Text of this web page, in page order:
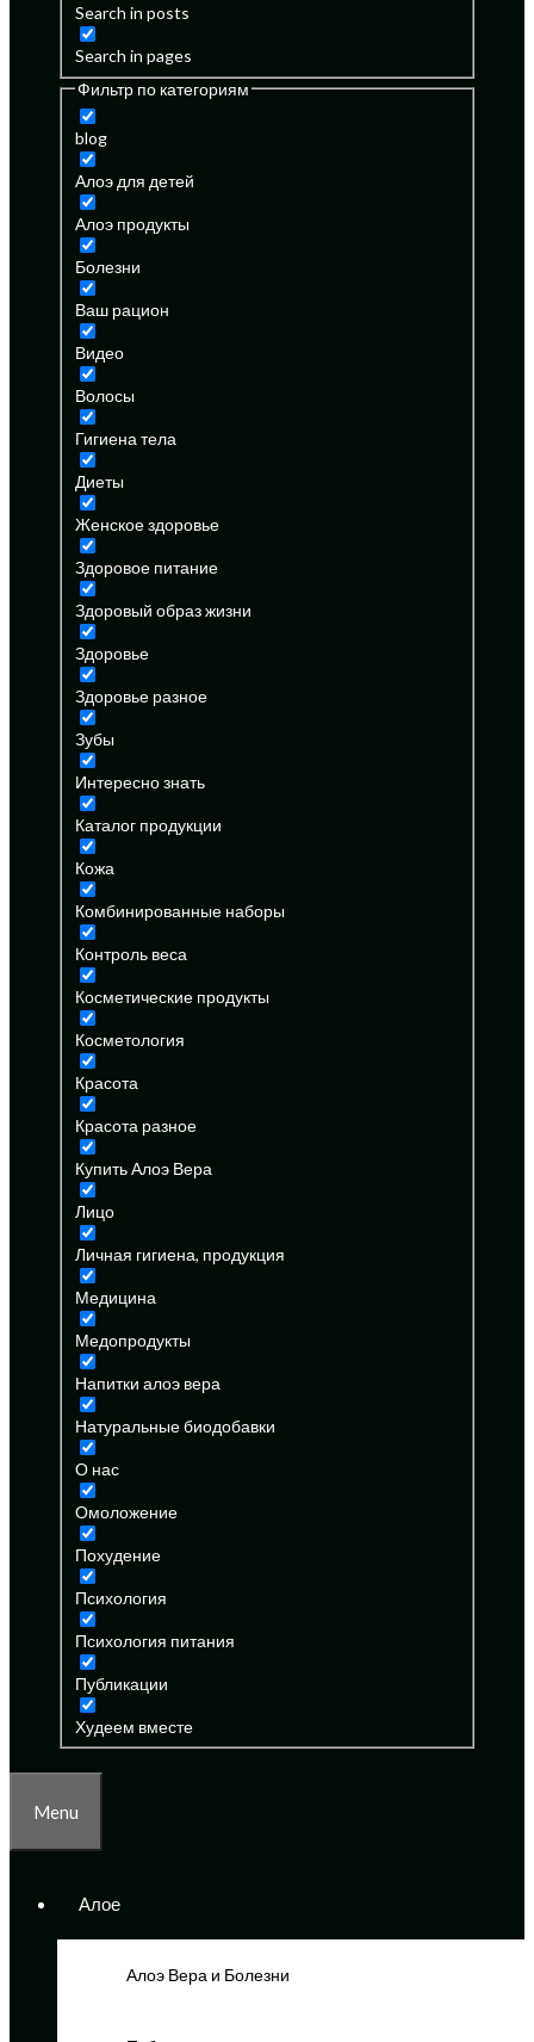
Search in posts
Search in pages
Фильтр по категориям
blog
Алоэ для детей
Алоэ продукты
Болезни
Ваш рацион
Видео
Волосы
Гигиена тела
Диеты
Женское здоровье
Здоровое питание
Здоровый образ жизни
Здоровье
Здоровье разное
Зубы
Интересно знать
Каталог продукции
Кожа
Комбинированные наборы
Контроль веса
Косметические продукты
Косметология
Красота
Красота разное
Купить Алоэ Вера
Лицо
Личная гигиена, продукция
Медицина
Медопродукты
Напитки алоэ вера
Натуральные биодобавки
О нас
Омоложение
Похудение
Психология
Психология питания
Публикации
Худеем вместе
Menu
Алое
Алоэ Вера и Болезни